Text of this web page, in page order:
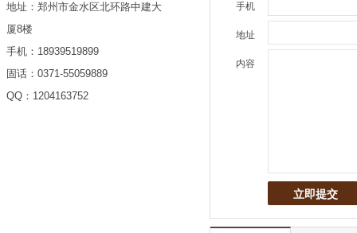
地址：郑州市金水区北环路中建大
厦8楼
手机：18939519899
固话：0371-55059889
QQ：1204163752
手机
地址
内容